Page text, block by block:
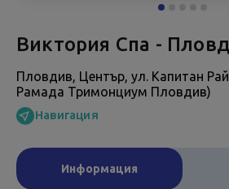
Виктория Спа -
Пловдив, Център, ул. Капитан
Рамада Тримонциум Пловдив)
Навигация
Информация